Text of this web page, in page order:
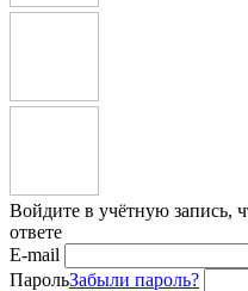
Войдите в учётную запись,
ответе
E-mail
ПарольЗабыли пароль?